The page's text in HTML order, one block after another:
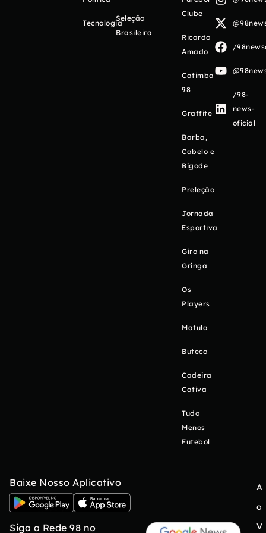
Tecnologia
Seleção
Brasileira
Clube
Ricardo
Amado
Catimba
98
Graffite
Barba,
Cabelo e
Bigode
Preleção
Jornada
Esportiva
Giro na
Gringa
Os
Players
Matula
Buteco
Cadeira
Cativa
Tudo
Menos
Futebol
/
/98-
news-
oficial
Baixe Nosso Aplicativo
Siga a Rede 98 no
A
o
V